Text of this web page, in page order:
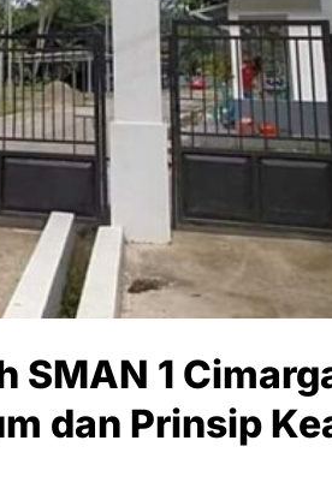
SMAN 1
dan Prinsip